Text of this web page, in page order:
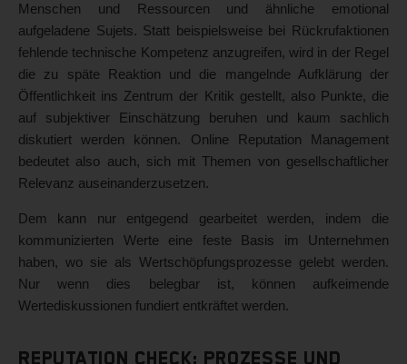
Menschen und Ressourcen und ähnliche emotional
aufgeladene Sujets. Statt beispielsweise bei Rückrufaktionen
fehlende technische Kompetenz anzugreifen, wird in der Regel
die zu späte Reaktion und die mangelnde Aufklärung der
Öffentlichkeit ins Zentrum der Kritik gestellt, also Punkte, die
auf subjektiver Einschätzung beruhen und kaum sachlich
diskutiert werden können. Online Reputation Management
bedeutet also auch, sich mit Themen von gesellschaftlicher
Relevanz auseinanderzusetzen.
Dem kann nur entgegend gearbeitet werden, indem die
kommunizierten Werte eine feste Basis im Unternehmen
haben, wo sie als Wertschöpfungsprozesse gelebt werden.
Nur wenn dies belegbar ist, können aufkeimende
Wertediskussionen fundiert entkräftet werden.
Reputation Check: Prozesse und